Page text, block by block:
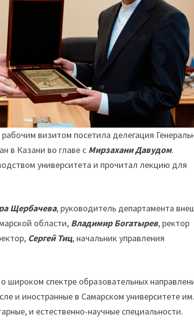
визитом посетила делегация
в Казани во главе с Мирзахани Давудом.
университета и прочитал лекцию для
Щербачева, руководитель департамента
области, Владимир Богатырев, ректор
Сергей Тиц, начальник управления
широком спектре образовательных
и иностранные в Самарском университете им.
и естественно-научные специальности.